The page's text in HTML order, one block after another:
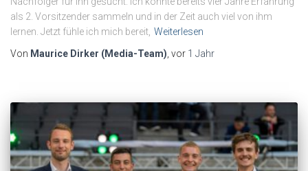
als 2. Vorsitzender sammeln und in der Zeit auch viel von ihm
lernen. Jetzt fühle ich mich bereit, Weiterlesen
Von Maurice Dirker (Media-Team), vor 1 Jahr